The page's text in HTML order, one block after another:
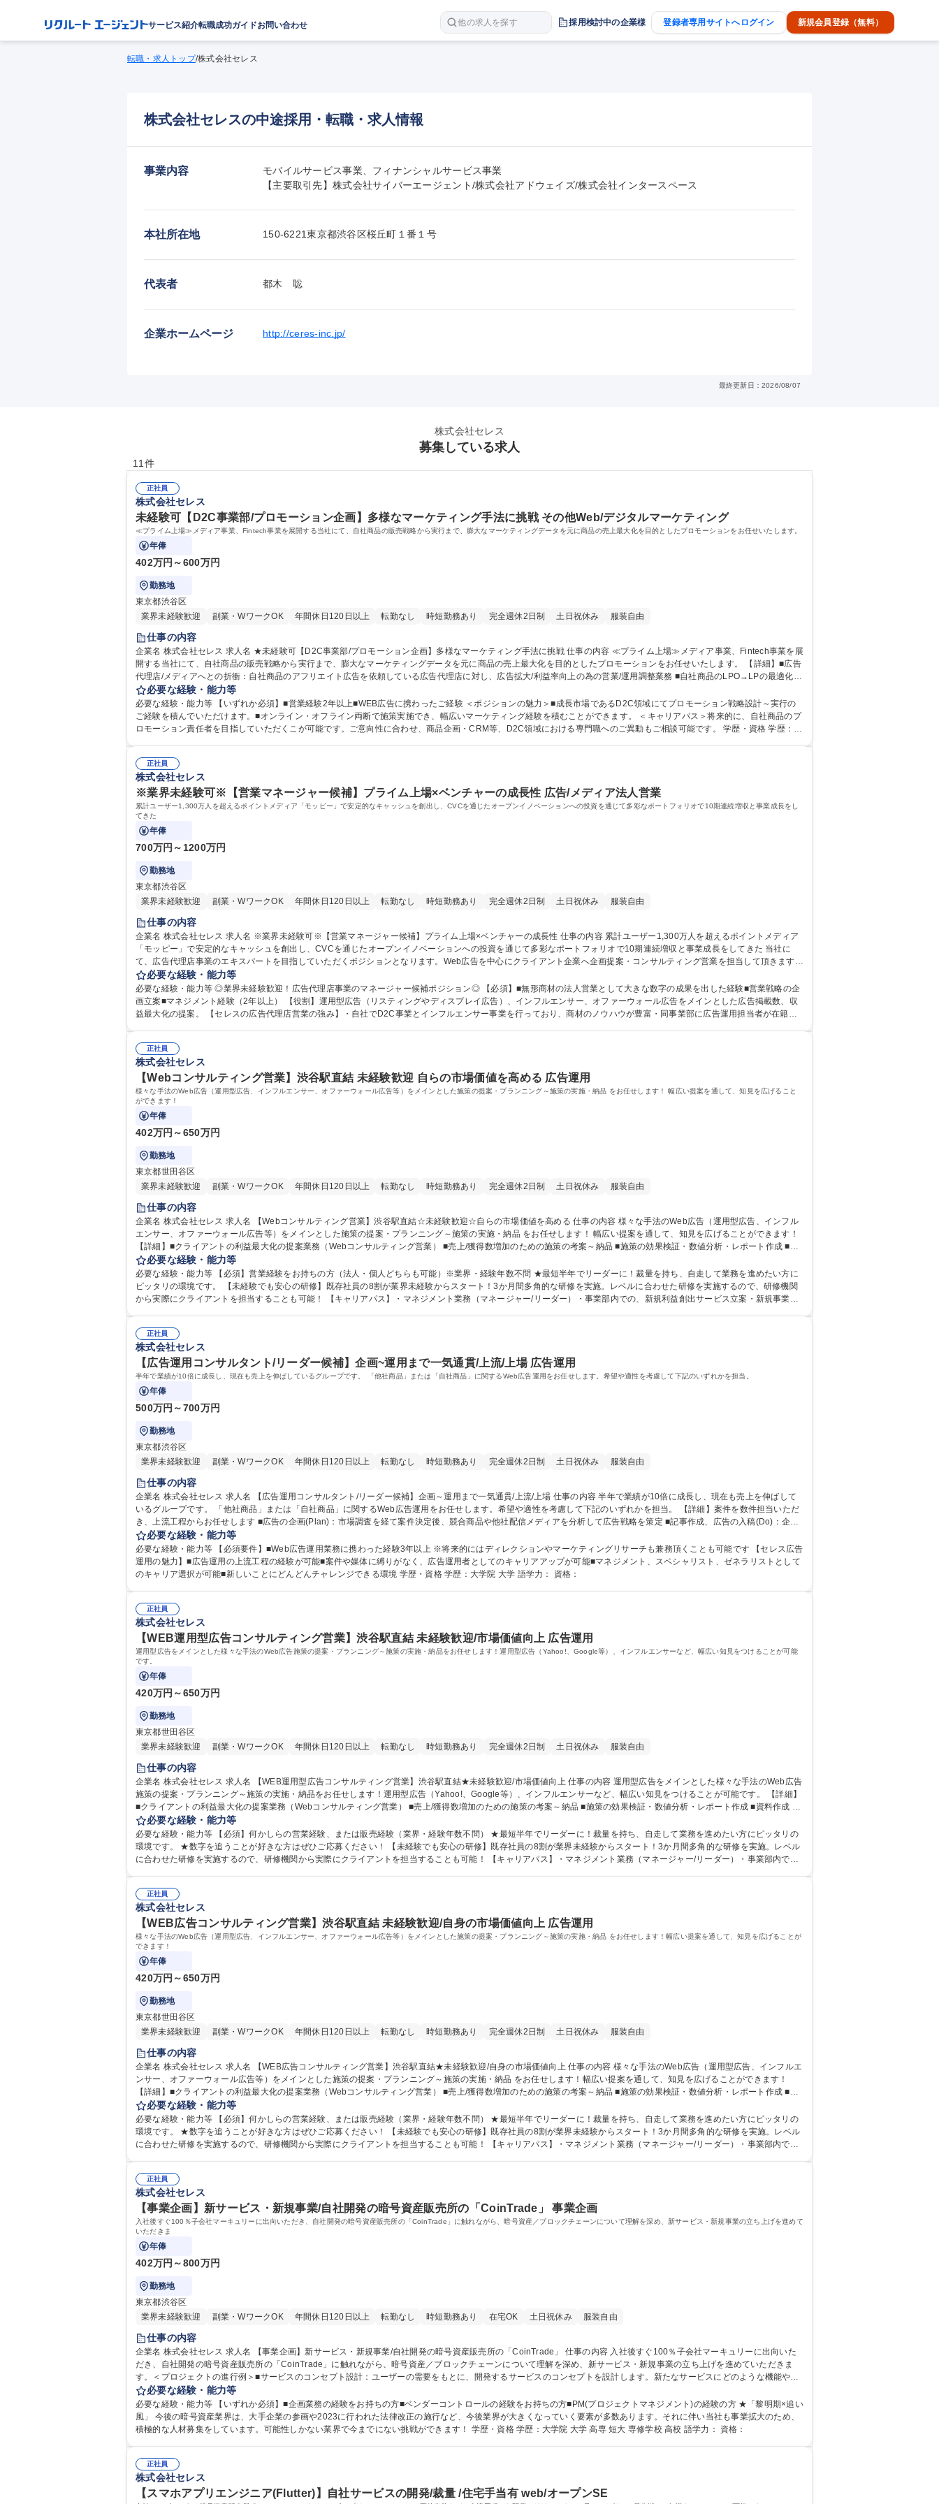
サービス紹介転職成功ガイドお問い合わせ 他の求人を探す 採用検討中の企業様 登録者専用サイトへログイン 新規会員登録（無料）
転職・求人トップ/株式会社セレス
株式会社セレスの中途採用・転職・求人情報
事業内容
モバイルサービス事業、フィナンシャルサービス事業
【主要取引先】株式会社サイバーエージェント/株式会社アドウェイズ/株式会社インタースペース
本社所在地 150-6221東京都渋谷区桜丘町１番１号
代表者 都木　聡
企業ホームページ http://ceres-inc.jp/
最終更新日：2026/08/07
株式会社セレス
募集している求人
11件
正社員
株式会社セレス
未経験可【D2C事業部/プロモーション企画】多様なマーケティング手法に挑戦 その他Web/デジタルマーケティング
≪プライム上場≫メディア事業、Fintech事業を展開する当社にて、自社商品の販売戦略から実行まで、膨大なマーケティングデータを元に商品の売上最大化を目的としたプロモーションをお任せいたします。
年俸
402万円～600万円
勤務地
東京都渋谷区
業界未経験歓迎
副業・WワークOK 年間休日120日以上 転勤なし 時短勤務あり 完全週休2日制 土日祝休み 服装自由
仕事の内容
企業名 株式会社セレス 求人名 ★未経験可【D2C事業部/プロモーション企画】多様なマーケティング手法に挑戦 仕事の内容 ≪プライム上場≫メディア事業、Fintech事業を展
開する当社にて、自社商品の販売戦略から実行まで、膨大なマーケティングデータを元に商品の売上最大化を目的としたプロモーションをお任せいたします。 【詳細】■広告
代理店/メディアへとの折衝：自社商品のアフリエイト広告を依頼している広告代理店に対し、広告拡大/利益率向上の為の営業/運用調整業務 ■自社商品のLPO→LPの最適化/
立案：購入後のサンクスページや商品販売ページの最適化 ■その他自社商品の販売戦略立案 ＜幅広い手法を検討＞アフィリエイト広告、インフルエンサーがメインの販売経
路ですが、今後はテレビ通販やオフラインなど、新規販路も開拓も検討中 募集職種 ★未経験可【D2C事業部/プロモーション企画】多様なマーケティング手法に挑戦
必要な経験・能力等
必要な経験・能力等 【いずれか必須】■営業経験2年以上■WEB広告に携わったご経験 ＜ポジションの魅力＞■成長市場であるD2C領域にてプロモーション戦略設計～実行の
ご経験を積んでいただけます。■オンライン・オフライン両断で施策実施でき、幅広いマーケティング経験を積むことができます。 ＜キャリアパス＞将来的に、自社商品のプ
ロモーション責任者を目指していただくこが可能です。ご意向性に合わせ、商品企画・CRM等、D2C領域における専門職へのご異動もご相談可能です。 学歴・資格 学歴：大
正社員
株式会社セレス
※業界未経験可※【営業マネージャー候補】プライム上場×ベンチャーの成長性 広告/メディア法人営業
累計ユーザー1,300万人を超えるポイントメディア「モッピー」で安定的なキャッシュを創出し、CVCを通じたオープンイノベーションへの投資を通じて多彩なポートフォリオで10期連続増収と事業成長をし
てきた
年俸
700万円～1200万円
勤務地
東京都渋谷区
業界未経験歓迎
副業・WワークOK 年間休日120日以上 転勤なし 時短勤務あり 完全週休2日制 土日祝休み 服装自由
仕事の内容
企業名 株式会社セレス 求人名 ※業界未経験可※【営業マネージャー候補】プライム上場×ベンチャーの成長性 仕事の内容 累計ユーザー1,300万人を超えるポイントメディア
「モッピー」で安定的なキャッシュを創出し、CVCを通じたオープンイノベーションへの投資を通じて多彩なポートフォリオで10期連続増収と事業成長をしてきた 当社に
て、広告代理店事業のエキスパートを目指していただくポジションとなります。Web広告を中心にクライアント企業へ企画提案・コンサルティング営業を担当して頂きます。
【詳細】・様々な手法のWeb広告（運用型広告、インフルエンサー、オファーウォール広告等）をメインとした施策の提案・プランニング～施策の実施・納品・営業メンバー
に対する、教育、サポート・営業戦略立案 募集職種 ※業界未経験可※【営業マネージャー候補】プライム上場×ベンチャーの成長性
必要な経験・能力等
必要な経験・能力等 ◎業界未経験歓迎！広告代理店事業のマネージャー候補ポジション◎ 【必須】■無形商材の法人営業として大きな数字の成果を出した経験■営業戦略の企
画立案■マネジメント経験（2年以上） 【役割】運用型広告（リスティングやディスプレイ広告）、インフルエンサー、オファーウォール広告をメインとした広告掲載数、収
益最大化の提案。 【セレスの広告代理店営業の強み】・自社でD2C事業とインフルエンサー事業を行っており、商材のノウハウが豊富・同事業部に広告運用担当者が在籍を
正社員
株式会社セレス
【Webコンサルティング営業】渋谷駅直結 未経験歓迎 自らの市場価値を高める 広告運用
様々な手法のWeb広告（運用型広告、インフルエンサー、オファーウォール広告等）をメインとした施策の提案・プランニング～施策の実施・納品 をお任せします！ 幅広い提案を通して、知見を広げること
ができます！
年俸
402万円～650万円
勤務地
東京都世田谷区
業界未経験歓迎
副業・WワークOK 年間休日120日以上 転勤なし 時短勤務あり 完全週休2日制 土日祝休み 服装自由
仕事の内容
企業名 株式会社セレス 求人名 【Webコンサルティング営業】渋谷駅直結☆未経験歓迎☆自らの市場価値を高める 仕事の内容 様々な手法のWeb広告（運用型広告、インフル
エンサー、オファーウォール広告等）をメインとした施策の提案・プランニング～施策の実施・納品 をお任せします！ 幅広い提案を通して、知見を広げることができます！
【詳細】■クライアントの利益最大化の提案業務（Webコンサルティング営業） ■売上/獲得数増加のための施策の考案～納品 ■施策の効果検証・数値分析・レポート作成 ■資
料作成 ■施策の提案 ■マーケットの情報収集・調査・分析 ■新規顧客の開拓等 【業務の割合】6割（提案～調整業務）：4割（既存打合せ） 募集職種 【Webコンサルティング
営業】渋谷駅直結☆未経験歓迎☆自らの市場価値を高める
必要な経験・能力等
必要な経験・能力等 【必須】営業経験をお持ちの方（法人・個人どちらも可能）※業界・経験年数不問 ★最短半年でリーダーに！裁量を持ち、自走して業務を進めたい方に
ピッタリの環境です。 【未経験でも安心の研修】既存社員の8割が業界未経験からスタート！3か月間多角的な研修を実施。レベルに合わせた研修を実施するので、研修機関
から実際にクライアントを担当することも可能！ 【キャリアパス】・マネジメント業務（マネージャー/リーダー）・事業部内での、新規利益創出サービス立案・新規事業立
正社員
株式会社セレス
【広告運用コンサルタント/リーダー候補】企画~運用まで一気通貫/上流/上場 広告運用
半年で業績が10倍に成長し、現在も売上を伸ばしているグループです。 「他社商品」または「自社商品」に関するWeb広告運用をお任せします。希望や適性を考慮して下記のいずれかを担当。
年俸
500万円～700万円
勤務地
東京都渋谷区
業界未経験歓迎
副業・WワークOK 年間休日120日以上 転勤なし 時短勤務あり 完全週休2日制 土日祝休み 服装自由
仕事の内容
企業名 株式会社セレス 求人名 【広告運用コンサルタント/リーダー候補】企画～運用まで一気通貫/上流/上場 仕事の内容 半年で業績が10倍に成長し、現在も売上を伸ばして
いるグループです。 「他社商品」または「自社商品」に関するWeb広告運用をお任せします。希望や適性を考慮して下記のいずれかを担当。 【詳細】案件を数件担当いただ
き、上流工程からお任せします ■広告の企画(Plan)：市場調査を経て案件決定後、競合商品や他社配信メディアを分析して広告戦略を策定 ■記事作成、広告の入稿(Do)：企決
めたプランを基に、PR記事の作成/媒体に表示する広告(クリエイティブ)を作成 ■運用中の分析/評価(Check)：広告、記事分析ツールを用いて広告の効果を分析 ■運用後の改善
(Action)：分析評価結果を基にPR記事や広告を改善 募集職種 【広告運用コンサルタント/リーダー候補】企画～運用まで一気通貫/上流/上場
必要な経験・能力等
必要な経験・能力等 【必須要件】■Web広告運用業務に携わった経験3年以上 ※将来的にはディレクションやマーケティングリサーチも兼務頂くことも可能です 【セレス広告
運用の魅力】■広告運用の上流工程の経験が可能■案件や媒体に縛りがなく、広告運用者としてのキャリアアップが可能■マネジメント、スペシャリスト、ゼネラリストとして
のキャリア選択が可能■新しいことにどんどんチャレンジできる環境 学歴・資格 学歴：大学院 大学 語学力： 資格：
正社員
株式会社セレス
【WEB運用型広告コンサルティング営業】渋谷駅直結 未経験歓迎/市場価値向上 広告運用
運用型広告をメインとした様々な手法のWeb広告施策の提案・プランニング～施策の実施・納品をお任せします！運用型広告（Yahoo!、Google等）、インフルエンサーなど、幅広い知見をつけることが可能
です。
年俸
420万円～650万円
勤務地
東京都世田谷区
業界未経験歓迎
副業・WワークOK 年間休日120日以上 転勤なし 時短勤務あり 完全週休2日制 土日祝休み 服装自由
仕事の内容
企業名 株式会社セレス 求人名 【WEB運用型広告コンサルティング営業】渋谷駅直結★未経験歓迎/市場価値向上 仕事の内容 運用型広告をメインとした様々な手法のWeb広告
施策の提案・プランニング～施策の実施・納品をお任せします！運用型広告（Yahoo!、Google等）、インフルエンサーなど、幅広い知見をつけることが可能です。 【詳細】
■クライアントの利益最大化の提案業務（Webコンサルティング営業） ■売上/獲得数増加のための施策の考案～納品 ■施策の効果検証・数値分析・レポート作成 ■資料作成 ■
施策の提案 ■マーケットの情報収集・調査・分析 ■新規顧客の開拓等 【業務の割合】6割（提案～調整業務）：4割（打合せ） 【役割】運用型広告をメインとした広告掲載
数、収益最大化の提案。 募集職種 【WEB運用型広告コンサルティング営業】渋谷駅直結★未経験歓迎/市場価値向上
必要な経験・能力等
必要な経験・能力等 【必須】何かしらの営業経験、または販売経験（業界・経験年数不問） ★最短半年でリーダーに！裁量を持ち、自走して業務を進めたい方にピッタリの
環境です。 ★数字を追うことが好きな方はぜひご応募ください！ 【未経験でも安心の研修】既存社員の8割が業界未経験からスタート！3か月間多角的な研修を実施。レベル
に合わせた研修を実施するので、研修機関から実際にクライアントを担当することも可能！ 【キャリアパス】・マネジメント業務（マネージャー/リーダー）・事業部内で
正社員
株式会社セレス
【WEB広告コンサルティング営業】渋谷駅直結 未経験歓迎/自身の市場価値向上 広告運用
様々な手法のWeb広告（運用型広告、インフルエンサー、オファーウォール広告等）をメインとした施策の提案・プランニング～施策の実施・納品 をお任せします！幅広い提案を通して、知見を広げることが
できます！
年俸
420万円～650万円
勤務地
東京都世田谷区
業界未経験歓迎
副業・WワークOK 年間休日120日以上 転勤なし 時短勤務あり 完全週休2日制 土日祝休み 服装自由
仕事の内容
企業名 株式会社セレス 求人名 【WEB広告コンサルティング営業】渋谷駅直結★未経験歓迎/自身の市場価値向上 仕事の内容 様々な手法のWeb広告（運用型広告、インフルエ
ンサー、オファーウォール広告等）をメインとした施策の提案・プランニング～施策の実施・納品 をお任せします！幅広い提案を通して、知見を広げることができます！
【詳細】■クライアントの利益最大化の提案業務（Webコンサルティング営業） ■売上/獲得数増加のための施策の考案～納品 ■施策の効果検証・数値分析・レポート作成 ■資
料作成 ■施策の提案 ■マーケットの情報収集・調査・分析 ■新規顧客の開拓等 【業務の割合】6割（提案～調整業務）：4割（打合せ） 【役割】運用型広告、インフルエンサ
ー、オファーウォール広告をメインとした広告掲載数、収益最大化の提案。 募集職種 【WEB広告コンサルティング営業】渋谷駅直結★未経験歓迎/自身の市場価値向上
必要な経験・能力等
必要な経験・能力等 【必須】何かしらの営業経験、または販売経験（業界・経験年数不問） ★最短半年でリーダーに！裁量を持ち、自走して業務を進めたい方にピッタリの
環境です。 ★数字を追うことが好きな方はぜひご応募ください！ 【未経験でも安心の研修】既存社員の8割が業界未経験からスタート！3か月間多角的な研修を実施。レベル
に合わせた研修を実施するので、研修機関から実際にクライアントを担当することも可能！ 【キャリアパス】・マネジメント業務（マネージャー/リーダー）・事業部内で
正社員
株式会社セレス
【事業企画】新サービス・新規事業/自社開発の暗号資産販売所の「CoinTrade」 事業企画
入社後すぐ100％子会社マーキュリーに出向いただき、自社開発の暗号資産販売所の「CoinTrade」に触れながら、暗号資産／ブロックチェーンについて理解を深め、新サービス・新規事業の立ち上げを進めて
いただきま
年俸
402万円～800万円
勤務地
東京都渋谷区
業界未経験歓迎
副業・WワークOK 年間休日120日以上 転勤なし 時短勤務あり 在宅OK 土日祝休み 服装自由
仕事の内容
企業名 株式会社セレス 求人名 【事業企画】新サービス・新規事業/自社開発の暗号資産販売所の「CoinTrade」 仕事の内容 入社後すぐ100％子会社マーキュリーに出向いた
だき、自社開発の暗号資産販売所の「CoinTrade」に触れながら、暗号資産／ブロックチェーンについて理解を深め、新サービス・新規事業の立ち上げを進めていただきま
す。＜プロジェクトの進行例＞■サービスのコンセプト設計：ユーザーの需要をもとに、開発するサービスのコンセプトを設計します。新たなサービスにどのような機能や性
能があれば、ユーザーの需要を満たし、サービス拡充を図れるのかを考えます。■関係各所への調査■プロジェクトの開始・進行：市場のニーズに合った要求仕様書を作成。
開発プロジェクトが開始したら、プロジェクトの進行管理とリリースに向けた準備を行う。 募集職種 【事業企画】新サービス・新規事業/自社開発の暗号資産販売所の「Coin
Trade」
必要な経験・能力等
必要な経験・能力等 【いずれか必須】■企画業務の経験をお持ちの方■ベンダーコントロールの経験をお持ちの方■PM(プロジェクトマネジメント)の経験の方 ★「黎明期×追い
風」 今後の暗号資産業界は、大手企業の参画や2023に行われた法律改正の施行など、今後業界が大きくなっていく要素が多数あります。それに伴い当社も事業拡大のため、
積極的な人材募集をしています。可能性しかない業界で今までにない挑戦ができます！ 学歴・資格 学歴：大学院 大学 高専 短大 専修学校 高校 語学力： 資格：
正社員
株式会社セレス
【スマホアプリエンジニア(Flutter)】自社サービスの開発/裁量 /住宅手当有 web/オープンSE